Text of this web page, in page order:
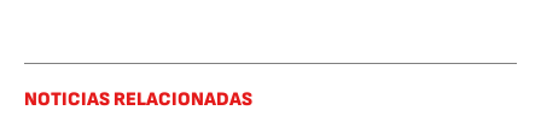
NOTICIAS RELACIONADAS